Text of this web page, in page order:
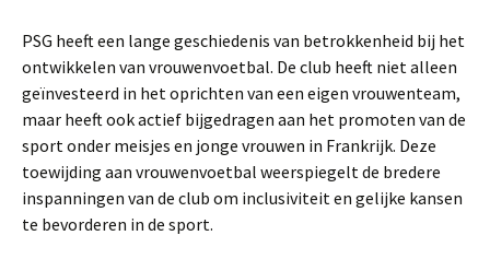
PSG heeft een lange geschiedenis van betrokkenheid bij het
ontwikkelen van vrouwenvoetbal. De club heeft niet alleen
geïnvesteerd in het oprichten van een eigen vrouwenteam,
maar heeft ook actief bijgedragen aan het promoten van de
sport onder meisjes en jonge vrouwen in Frankrijk. Deze
toewijding aan vrouwenvoetbal weerspiegelt de bredere
inspanningen van de club om inclusiviteit en gelijke kansen
te bevorderen in de sport.